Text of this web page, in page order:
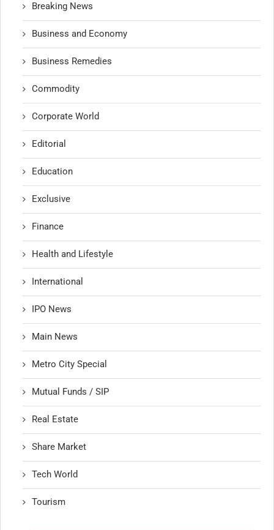
Breaking News
Business and Economy
Business Remedies
Commodity
Corporate World
Editorial
Education
Exclusive
Finance
Health and Lifestyle
International
IPO News
Main News
Metro City Special
Mutual Funds / SIP
Real Estate
Share Market
Tech World
Tourism